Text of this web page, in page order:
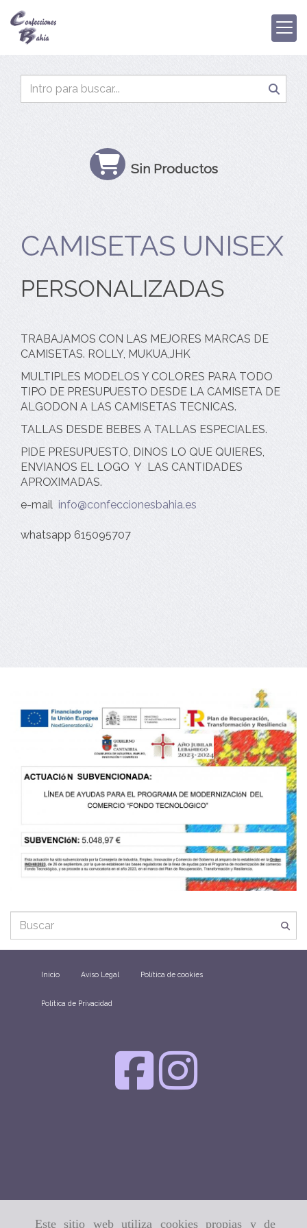
Este sitio web utiliza cookies propias y de
Sin Productos
CAMISETAS UNISEX
PERSONALIZADAS
TRABAJAMOS CON LAS MEJORES MARCAS DE
CAMISETAS. ROLLY, MUKUA,JHK
MULTIPLES MODELOS Y COLORES PARA TODO
TIPO DE PRESUPUESTO DESDE LA CAMISETA DE
ALGODON A LAS CAMISETAS TECNICAS.
TALLAS DESDE BEBES A TALLAS ESPECIALES.
PIDE PRESUPUESTO, DINOS LO QUE QUIERES,
ENVIANOS EL LOGO Y LAS CANTIDADES
APROXIMADAS.
e-mail info confeccionesbahia.es
whatsapp 615095707
Inicio Aviso Legal Política de cookies
Política de Privacidad